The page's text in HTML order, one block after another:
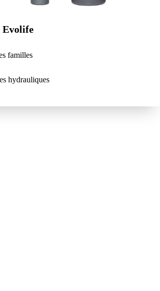
Evolife
familles
hydrauliques